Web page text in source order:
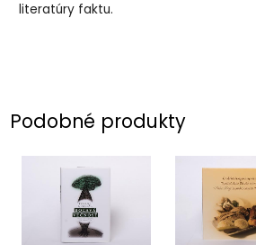
literatúry faktu.
Podobné produkty